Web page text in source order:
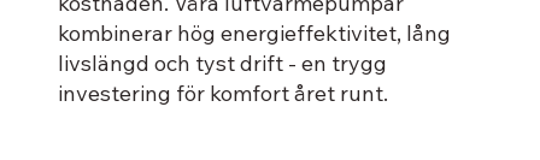
kombinerar hög energieffektivitet, lång
livslängd och tyst drift - en trygg
investering för komfort året runt.